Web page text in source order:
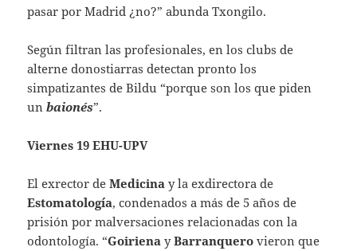
pasar por Madrid ¿no?” abunda Txongilo.
Según filtran las profesionales, en los clubs de
alterne donostiarras detectan pronto los
simpatizantes de Bildu “porque son los que piden
unbaionés”.
Viernes 19 EHU-UPV
El exrector deMedicina y la exdirectora de
Estomatología, condenados a más de 5 años de
prisión por malversaciones relacionadas con la
odontología. “Goiriena yBarranquero vieron que